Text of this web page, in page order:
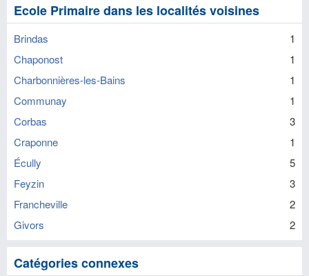
Ecole Primaire dans les localités voisines
Brindas
1
Chaponost
1
Charbonnières-les-Bains
1
Communay
1
Corbas
3
Craponne
1
Écully
5
Feyzin
3
Francheville
2
Givors
2
Catégories connexes